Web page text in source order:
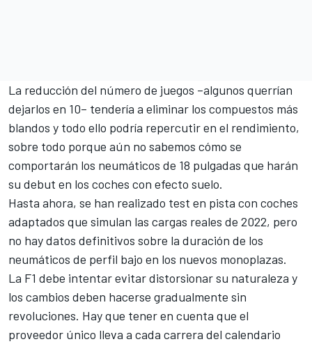
La reducción del número de juegos –algunos querrían
dejarlos en 10– tendería a eliminar los compuestos más
blandos y todo ello podría repercutir en el rendimiento,
sobre todo porque aún no sabemos cómo se
comportarán los neumáticos de 18 pulgadas que harán
su debut en los coches con efecto suelo.
Hasta ahora, se han realizado test en pista con coches
adaptados que simulan las cargas reales de 2022, pero
no hay datos definitivos sobre la duración de los
neumáticos de perfil bajo en los nuevos monoplazas.
La F1 debe intentar evitar distorsionar su naturaleza y
los cambios deben hacerse gradualmente sin
revoluciones. Hay que tener en cuenta que el
proveedor único lleva a cada carrera del calendario